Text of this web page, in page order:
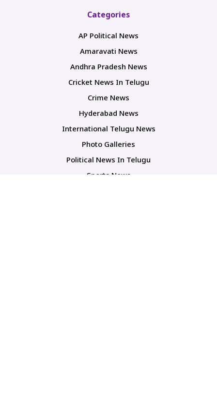
Categories
AP Political News
Amaravati News
Andhra Pradesh News
Cricket News In Telugu
Crime News
Hyderabad News
International Telugu News
Photo Galleries
Political News In Telugu
Sports News